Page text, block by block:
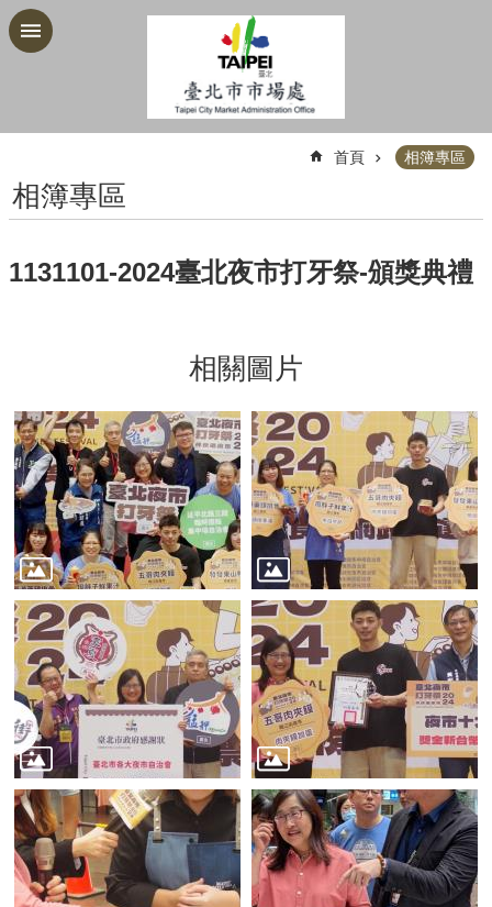
跳到主要內容區塊
首頁 相簿專區
相簿專區
1131101-2024臺北夜市打牙祭-頒獎典禮
相關圖片